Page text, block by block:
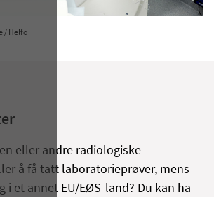
/ Helfo
eller andre radiologiske
å få tatt laboratorieprøver, mens
i et annet EU/EØS-land? Du kan ha